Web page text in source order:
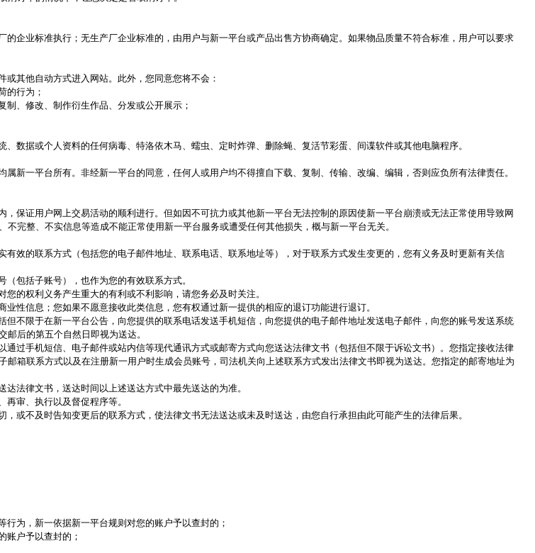
企业标准执行；无生产厂企业标准的，由用户与新一平台或产品出售方协商确定。如果物品质量不符合标准，用户可以要求
其他自动方式进入网站。此外，您同意您将不会：
的行为；
、修改、制作衍生作品、分发或公开展示；
数据或个人资料的任何病毒、特洛依木马、蠕虫、定时炸弹、删除蝇、复活节彩蛋、间谍软件或其他电脑程序。
新一平台所有。非经新一平台的同意，任何人或用户均不得擅自下载、复制、传输、改编、编辑，否则应负所有法律责任。
保证用户网上交易活动的顺利进行。但如因不可抗力或其他新一平台无法控制的原因使新一平台崩溃或无法正常使用导致网
完整、不实信息等造成不能正常使用新一平台服务或遭受任何其他损失，概与新一平台无关。
效的联系方式（包括您的电子邮件地址、联系电话、联系地址等），对于联系方式发生变更的，您有义务及时更新有关信
包括子账号），也作为您的有效联系方式。
的权利义务产生重大的有利或不利影响，请您务必及时关注。
性信息；您如果不愿意接收此类信息，您有权通过新一提供的相应的退订功能进行退订。
不限于在新一平台公告，向您提供的联系电话发送手机短信，向您提供的电子邮件地址发送电子邮件，向您的账号发送系统
后的第五个自然日即视为送达。
过手机短信、电子邮件或站内信等现代通讯方式或邮寄方式向您送达法律文书（包括但不限于诉讼文书）。您指定接收法律
箱联系方式以及在注册新一用户时生成会员账号，司法机关向上述联系方式发出法律文书即视为送达。您指定的邮寄地址为
法律文书，送达时间以上述送达方式中最先送达的为准。
审、执行以及督促程序等。
或不及时告知变更后的联系方式，使法律文书无法送达或未及时送达，由您自行承担由此可能产生的法律后果。
为，新一依据新一平台规则对您的账户予以查封的；
账户予以查封的；